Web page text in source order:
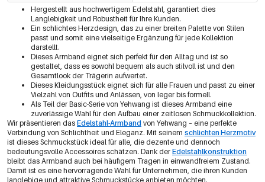
Hergestellt aus hochwertigem Edelstahl, garantiert dies
Langlebigkeit und Robustheit für Ihre Kunden.
Ein schlichtes Herzdesign, das zu einer breiten Palette von Stilen
passt und somit eine vielseitige Ergänzung für jede Kollektion
darstellt.
Dieses Armband eignet sich perfekt für den Alltag und ist so
gestaltet, dass es sowohl bequem als auch stilvoll ist und den
Gesamtlook der Trägerin aufwertet.
Dieses Kleidungsstück eignet sich für alle Frauen und passt zu einer
Vielzahl von Outfits und Anlässen, von leger bis formell.
Als Teil der Basic-Serie von Yehwang ist dieses Armband eine
zuverlässige Wahl für den Aufbau einer zeitlosen Schmuckkollektion.
Wir präsentieren das Edelstahl-Armband von Yehwang – eine perfekte
Verbindung von Schlichtheit und Eleganz. Mit seinem schlichten Herzmotiv
ist dieses Schmuckstück ideal für alle, die dezente und dennoch
bedeutungsvolle Accessoires schätzen. Dank der Edelstahlkonstruktion
bleibt das Armband auch bei häufigem Tragen in einwandfreiem Zustand.
Damit ist es eine hervorragende Wahl für Unternehmen, die ihren Kunden
langlebige und attraktive Schmuckstücke anbieten möchten.